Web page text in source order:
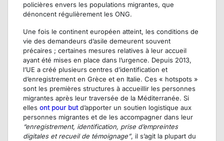
policières envers les populations migrantes, que
dénoncent régulièrement les ONG.
Une fois le continent européen atteint, les conditions de
vie des demandeurs d’asile demeurent souvent
précaires ; certaines mesures relatives à leur accueil
ayant été mises en place dans l’urgence. Depuis 2013,
l’UE a créé plusieurs centres d’identification et
d’enregistrement en Grèce et en Italie. Ces « hotspots »
sont les premières structures à accueillir les personnes
migrantes après leur traversée de la Méditerranée. Si
elles ont pour butd’apporter un soutien logistique aux
personnes migrantes et de les accompagner dans leur
“enregistrement, identification, prise d’empreintes
digitales et recueil de témoignage”, il s’agit la plupart du